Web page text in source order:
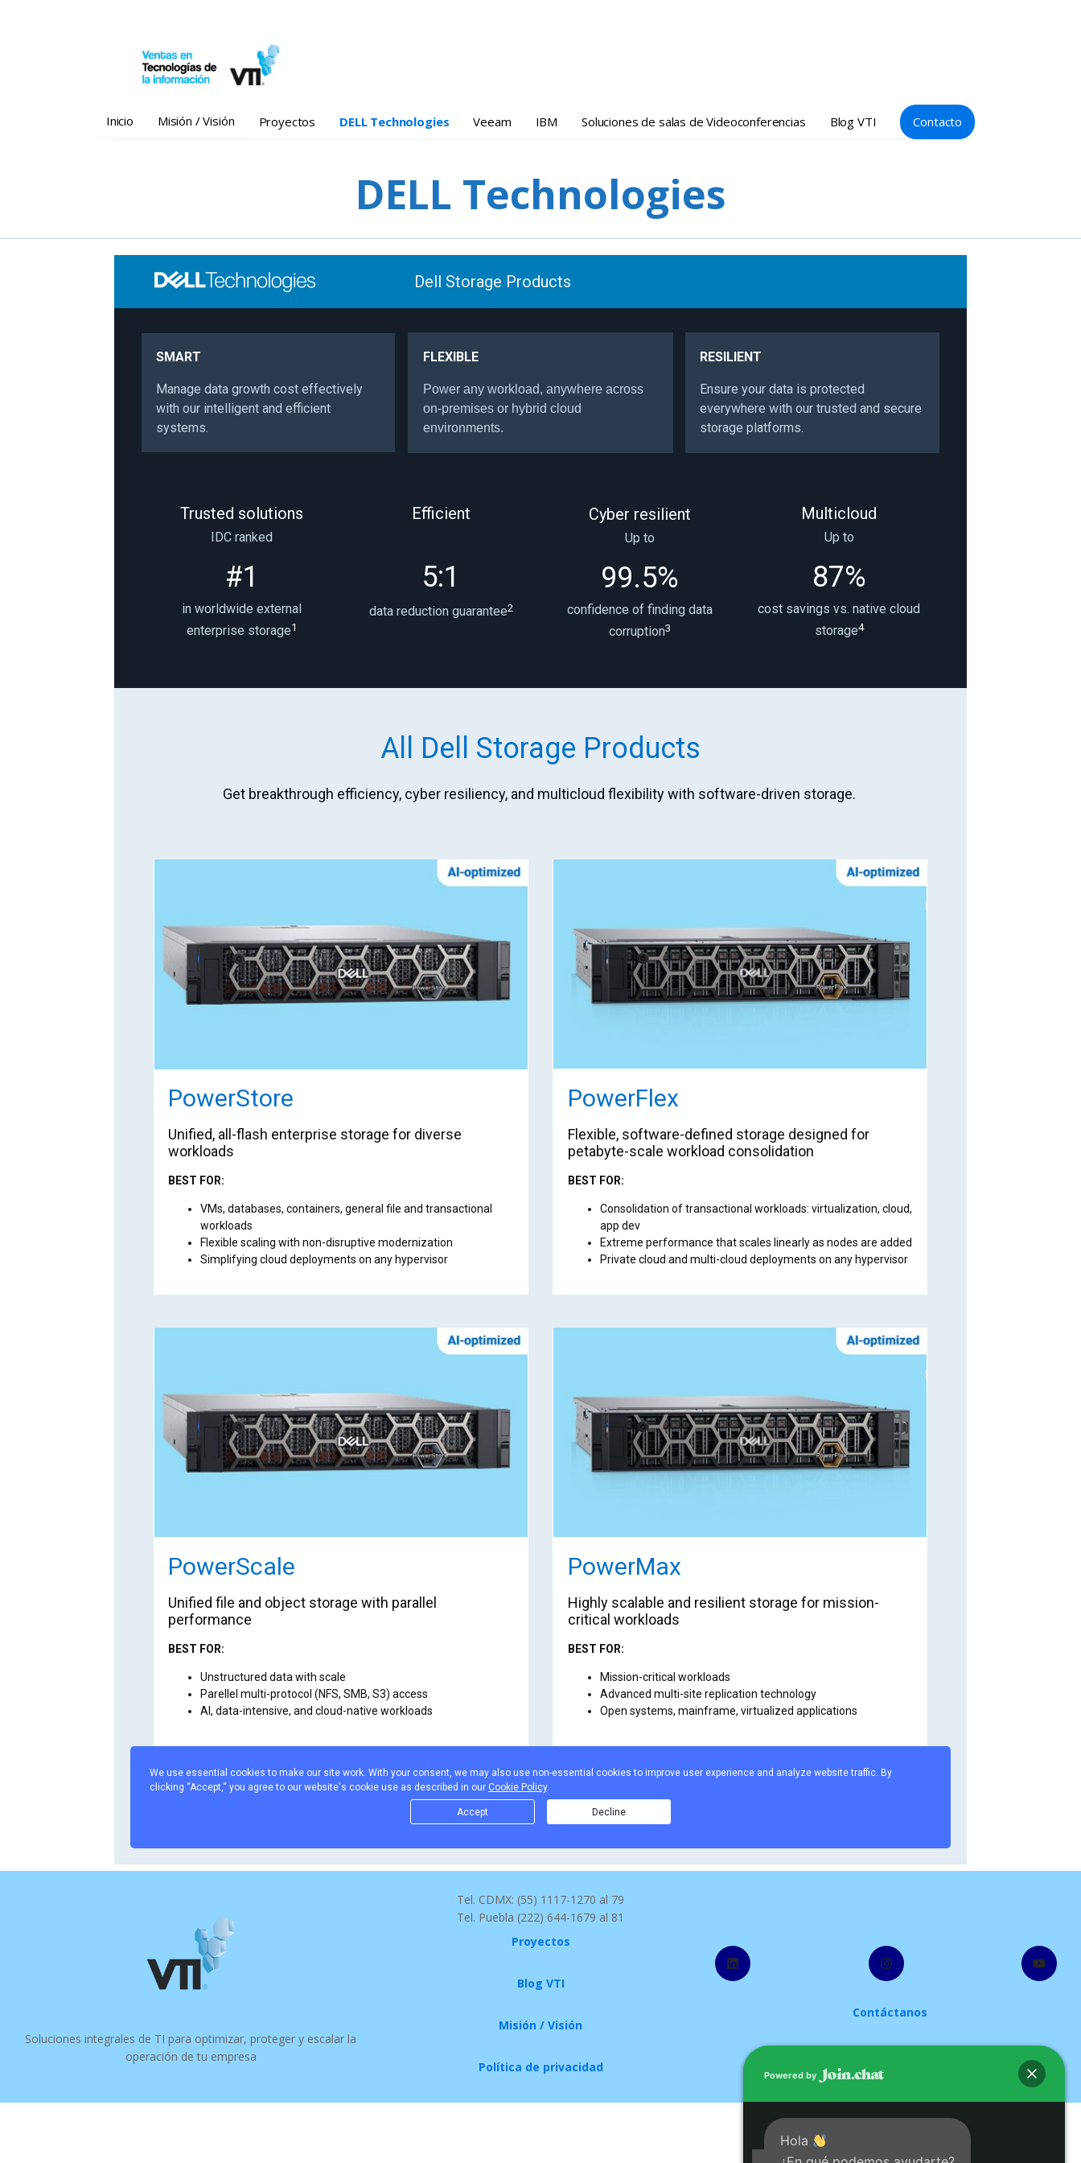
Inicio Misión / Visión Proyectos DELL Technologies Veeam IBM Soluciones de salas de Videoconferencias Blog VTI Contacto
DELL Technologies
Soluciones integrales de TI para optimizar, proteger y escalar la
operación de tu empresa
Tel. CDMX: (55) 1117-1270 al 79
Tel. Puebla (222) 644-1679 al 81
Proyectos
Blog VTI
Misión / Visión
Política de privacidad
LinkedIn Instagram YouTube
Contáctanos
Powered by
Hola